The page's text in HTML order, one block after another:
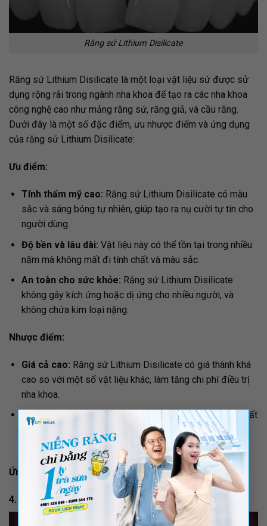
×
Răng sứ Lithium Disilicate
Răng sứ Lithium Disilicate là một loại vật liệu sứ được sử
dụng rộng rãi trong ngành nha khoa để tạo ra các nha khoa
công nghệ cao như mảng răng sứ, răng giả, và cầu răng.
Dưới đây là một số đặc điểm, ưu nhược điểm và ứng dụng
của răng sứ Lithium Disilicate:
Ưu điểm:
Tính thẩm mỹ cao: Răng sứ Lithium Disilicate có màu
sắc và sáng bóng tự nhiên, giúp tạo ra nụ cười tự tin cho
người dùng.
Độ bền và lâu dài: Vật liệu này có thể tồn tại trong nhiều
năm mà không mất đi tính chất và màu sắc.
An toàn cho sức khỏe: Răng sứ Lithium Disilicate
không gây kích ứng hoặc dị ứng cho nhiều người, và
không chứa kim loại nặng.
Nhược điểm:
Giá cả cao: Răng sứ Lithium Disilicate có giá thành khá
cao so với một số vật liệu khác, làm tăng chi phí điều trị
nha khoa.
Cần kỹ thuật cao:
Để tạo ra các sản phẩm nha khoa chất
lượng từ răng sứ Lithium Disilicate, cần sự kỹ thuật và
kinh nghiệm cao.
Ứng dụng:Veneer, cầu răng và răng giả.
4. Răng Sứ Veneer